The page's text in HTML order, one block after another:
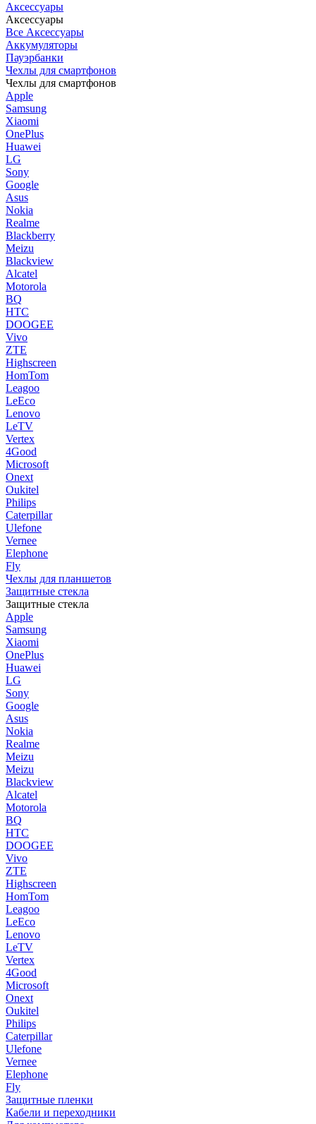
Аксессуары
Аксессуары
Все Аксессуары
Аккумуляторы
Пауэрбанки
Чехлы для смартфонов
Чехлы для смартфонов
Apple
Samsung
Xiaomi
OnePlus
Huawei
LG
Sony
Google
Asus
Nokia
Realme
Blackberry
Meizu
Blackview
Alcatel
Motorola
BQ
HTC
DOOGEE
Vivo
ZTE
Highscreen
HomTom
Leagoo
LeEco
Lenovo
LeTV
Vertex
4Good
Microsoft
Onext
Oukitel
Philips
Caterpillar
Ulefone
Vernee
Elephone
Fly
Чехлы для планшетов
Защитные стекла
Защитные стекла
Apple
Samsung
Xiaomi
OnePlus
Huawei
LG
Sony
Google
Asus
Nokia
Realme
Meizu
Meizu
Blackview
Alcatel
Motorola
BQ
HTC
DOOGEE
Vivo
ZTE
Highscreen
HomTom
Leagoo
LeEco
Lenovo
LeTV
Vertex
4Good
Microsoft
Onext
Oukitel
Philips
Caterpillar
Ulefone
Vernee
Elephone
Fly
Защитные пленки
Кабели и переходники